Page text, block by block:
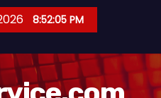
8:52:07 PM